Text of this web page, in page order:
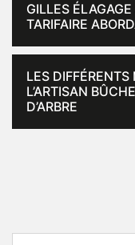
GILLES
TARIFAIRE
LES DIFFÉRENTS
L’ARTISAN
D’ARBRE